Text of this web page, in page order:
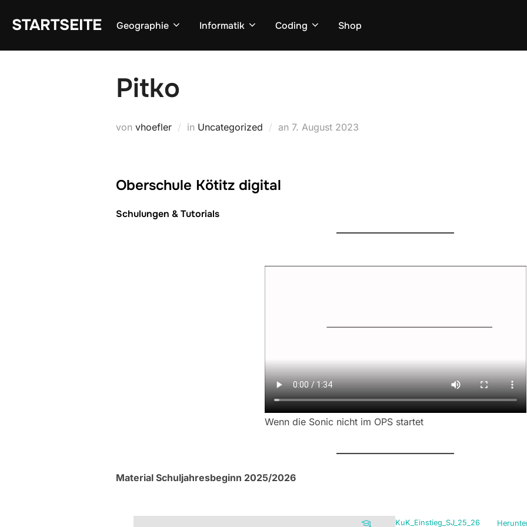
InhaltSTARTSEITE Geographie Informatik Coding Shop
Pitko
von vhoefler in Uncategorized an Veröffentlicht
7. August 2023
Oberschule Kötitz digital
Schulungen & Tutorials
Wenn die Sonic nicht im OPS startet
Material Schuljahresbeginn 2025/2026
KuK_Einstieg_SJ_25_26